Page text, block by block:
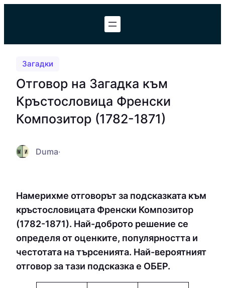
Загадки
Отговор на Загадка към
Кръстословица Френски
Композитор (1782-1871)
Duma·
Намерихме отговорът за подсказката към
кръстословицата Френски Композитор
(1782-1871). Най-доброто решение се
определя от оценките, популярността и
честотата на търсенията. Най-вероятният
отговор за тази подсказка е ОБEP.